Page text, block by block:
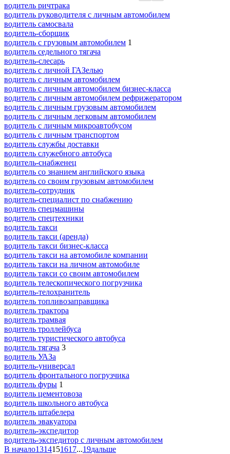
водитель ричтрака
водитель руководителя с личным автомобилем
водитель самосвала
водитель-сборщик
водитель с грузовым автомобилем 1
водитель седельного тягача
водитель-слесарь
водитель с личной ГАЗелью
водитель с личным автомобилем
водитель с личным автомобилем бизнес-класса
водитель с личным автомобилем рефрижератором
водитель с личным грузовым автомобилем
водитель с личным легковым автомобилем
водитель с личным микроавтобусом
водитель с личным транспортом
водитель службы доставки
водитель служебного автобуса
водитель-снабженец
водитель со знанием английского языка
водитель со своим грузовым автомобилем
водитель-сотрудник
водитель-специалист по снабжению
водитель спецмашины
водитель спецтехники
водитель такси
водитель такси (аренда)
водитель такси бизнес-класса
водитель такси на автомобиле компании
водитель такси на личном автомобиле
водитель такси со своим автомобилем
водитель телескопического погрузчика
водитель-телохранитель
водитель топливозаправщика
водитель трактора
водитель трамвая
водитель троллейбуса
водитель туристического автобуса
водитель тягача 3
водитель УАЗа
водитель-универсал
водитель фронтального погрузчика
водитель фуры 1
водитель цементовоза
водитель школьного автобуса
водитель штабелера
водитель эвакуатора
водитель-экспедитор
водитель-экспедитор c личным автомобилем
В начало1314151617...19дальше